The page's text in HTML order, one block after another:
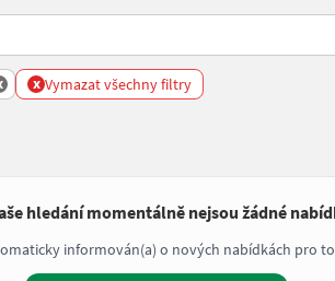
x Vymazat všechny filtry
hledání momentálně nejsou žádné
informován(a) o nových nabídkách pro